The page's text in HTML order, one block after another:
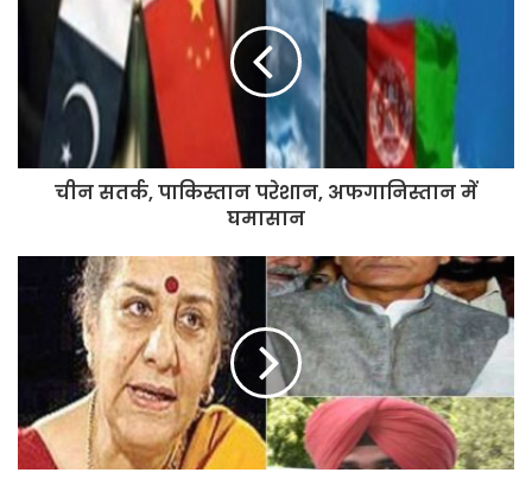
सम्मानित
चीन सतर्क, पाकिस्तान परेशान, अफगानिस्तान में
घमासान